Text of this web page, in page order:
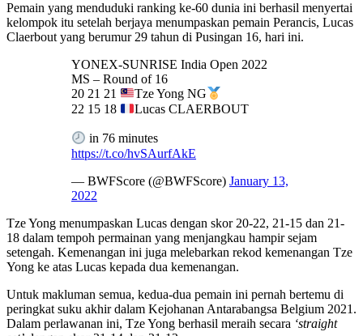
Pemain yang menduduki ranking ke-60 dunia ini berhasil menyertai
kelompok itu setelah berjaya menumpaskan pemain Perancis, Lucas
Claerbout yang berumur 29 tahun di Pusingan 16, hari ini.
YONEX-SUNRISE India Open 2022
MS – Round of 16
20 21 21
Tze Yong NG
22 15 18
Lucas CLAERBOUT
in 76 minutes
https://t.co/hvSAurfAkE
— BWFScore (@BWFScore) January 13,
2022
Tze Yong menumpaskan Lucas dengan skor 20-22, 21-15 dan 21-
18 dalam tempoh permainan yang menjangkau hampir sejam
setengah. Kemenangan ini juga melebarkan rekod kemenangan Tze
Yong ke atas Lucas kepada dua kemenangan.
Untuk makluman semua, kedua-dua pemain ini pernah bertemu di
peringkat suku akhir dalam Kejohanan Antarabangsa Belgium 2021.
Dalam perlawanan ini, Tze Yong berhasil meraih secara ‘straight